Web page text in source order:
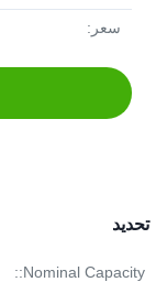
سعر:
تحديد
Nominal Capacity::